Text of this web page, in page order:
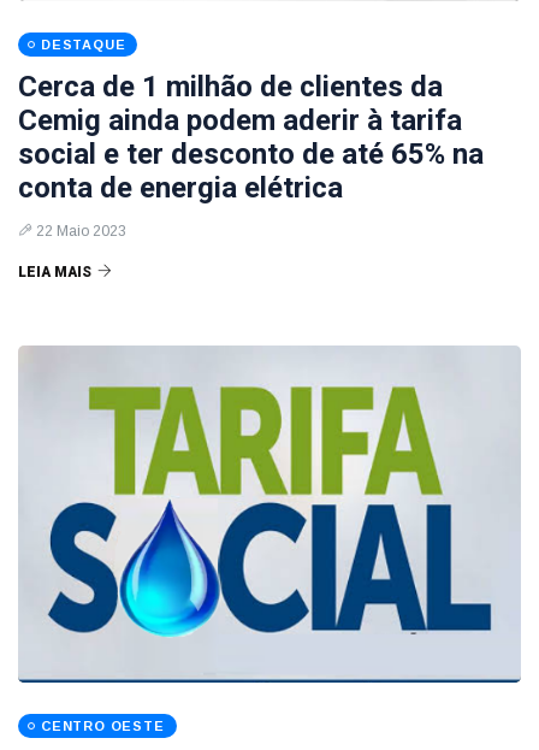
DESTAQUE
Cerca de 1 milhão de clientes da
Cemig ainda podem aderir à tarifa
social e ter desconto de até 65% na
conta de energia elétrica
22 Maio 2023
LEIA MAIS
CENTRO OESTE